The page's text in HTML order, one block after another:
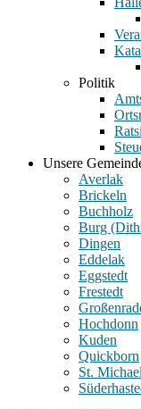
Politik
Unsere
Averlak
Brickeln
Buchholz
Burg
Dingen
Eddelak
Eggstedt
Frestedt
Hochdonn
Kuden
Quickborn
St.